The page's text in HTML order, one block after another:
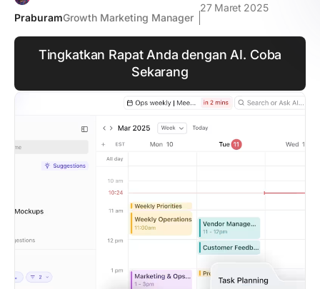
PraburamGrowth Marketing Manager
27 Maret 2025
Tingkatkan Rapat Anda dengan AI. Coba
Sekarang